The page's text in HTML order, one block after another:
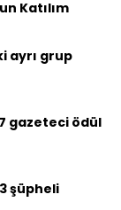
Katılım
ayrı grup
gazeteci ödül
şüpheli